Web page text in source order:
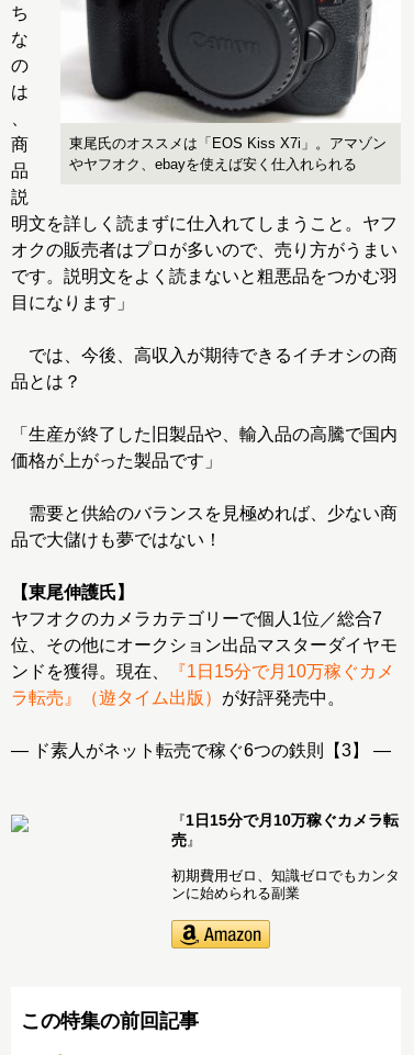
東尾氏のオススメは「EOS Kiss X7i」。アマゾン
やヤフオク、ebayを使えば安く仕入れられる
ち
な
の
は
商
品
説
明文を詳しく読まずに仕入れてしまうこと。ヤフ
オクの販売者はプロが多いので、売り方がうまい
です。説明文をよく読まないと粗悪品をつかむ羽
目になります」
では、今後、高収入が期待できるイチオシの商
品とは？
「生産が終了した旧製品や、輸入品の高騰で国内
価格が上がった製品です」
需要と供給のバランスを見極めれば、少ない商
品で大儲けも夢ではない！
【東尾伸護氏】
ヤフオクのカメラカテゴリーで個人1位／総合7
位、その他にオークション出品マスターダイヤモ
ンドを獲得。現在、
『1日15分で月10万稼ぐカメ
ラ転売』（遊タイム出版） が好評発売中。
― ド素人がネット転売で稼ぐ6つの鉄則【3】 ―
『1日15分で月10万稼ぐカメラ転
売』
初期費用ゼロ、知識ゼロでもカンタ
ンに始められる副業
この特集の前回記事